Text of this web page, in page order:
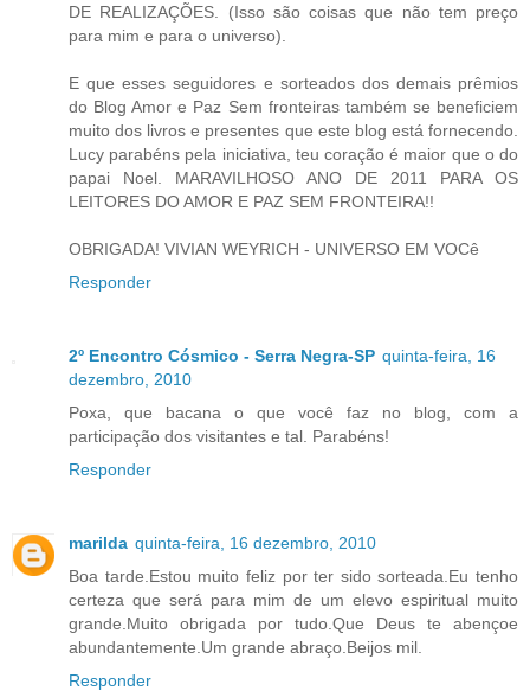
DE REALIZAÇÕES. (Isso são coisas que não tem preço
para mim e para o universo).
E que esses seguidores e sorteados dos demais prêmios
do Blog Amor e Paz Sem fronteiras também se beneficiem
muito dos livros e presentes que este blog está fornecendo.
Lucy parabéns pela iniciativa, teu coração é maior que o do
papai Noel. MARAVILHOSO ANO DE 2011 PARA OS
LEITORES DO AMOR E PAZ SEM FRONTEIRA!!
OBRIGADA! VIVIAN WEYRICH - UNIVERSO EM VOCê
Responder
2º Encontro Cósmico - Serra Negra-SP quinta-feira, 16
dezembro, 2010
Poxa, que bacana o que você faz no blog, com a
participação dos visitantes e tal. Parabéns!
Responder
marilda quinta-feira, 16 dezembro, 2010
Boa tarde.Estou muito feliz por ter sido sorteada.Eu tenho
certeza que será para mim de um elevo espiritual muito
grande.Muito obrigada por tudo.Que Deus te abençoe
abundantemente.Um grande abraço.Beijos mil.
Responder